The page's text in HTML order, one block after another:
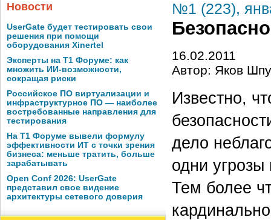
Новости
UserGate будет тестировать свои
решения при помощи
оборудования Xinertel
Эксперты на Т1 Форуме: как
множить ИИ-возможности,
сокращая риски
Российское ПО виртуализации и
инфраструктурное ПО — наиболее
востребованные направления для
тестирования
На Т1 Форуме вывели формулу
эффективности ИТ с точки зрения
бизнеса: меньше тратить, больше
зарабатывать
Open Conf 2026: UserGate
представил свое видение
архитектуры сетевого доверия
№1 (223),
16.02.2011
Автор: Яков
Известно,
дело
одни
Тем более